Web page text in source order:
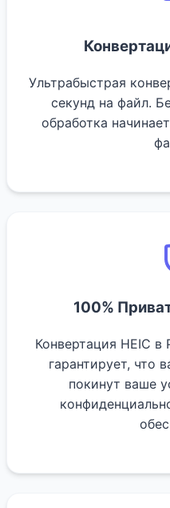
Ультрабыстрая
секунд на файл.
обработка
100%
Конвертация HEIC в
гарантирует, что
покинут ваше